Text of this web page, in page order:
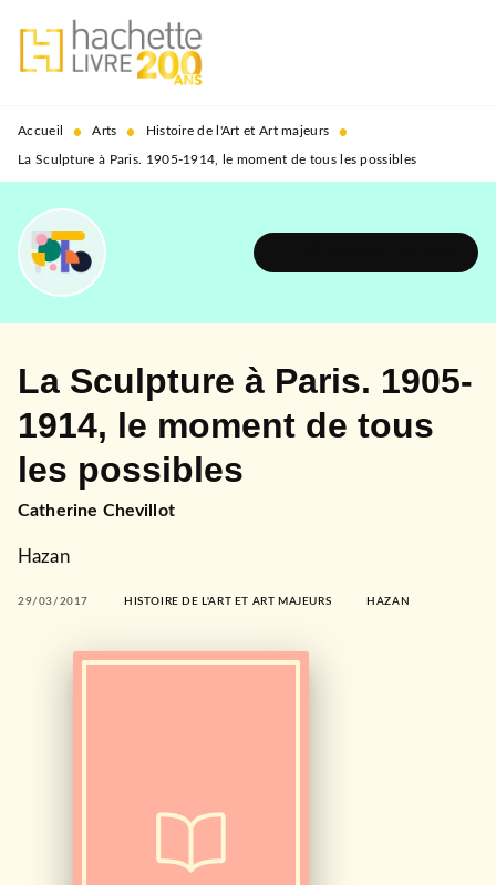
MENU RECHERCHE
PIED DE PAGE
Accueil • Arts • Histoire de l'Art et Art majeurs •
La Sculpture à Paris. 1905-1914, le moment de tous les possibles
La Sculpture à Paris. 1905-
1914, le moment de tous
les possibles
Catherine Chevillot
Hazan
29/03/2017 HISTOIRE DE L'ART ET ART MAJEURS HAZAN